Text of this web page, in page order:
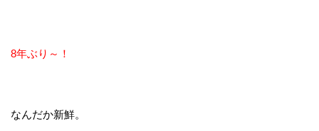
8年ぶり～！
なんだか新鮮。